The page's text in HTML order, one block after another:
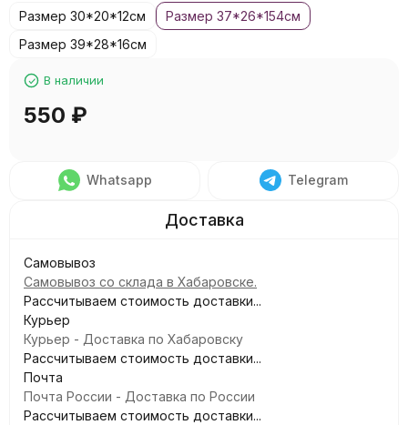
Размер 30*20*12см
Размер 37*26*154см
Размер 39*28*16см
В наличии
550 ₽
Whatsapp Telegram
Самовывоз
Самовывоз со склада в Хабаровске.
Рассчитываем стоимость доставки...
Курьер
Курьер - Доставка по Хабаровску
Рассчитываем стоимость доставки...
Почта
Почта России - Доставка по России
Рассчитываем стоимость доставки...